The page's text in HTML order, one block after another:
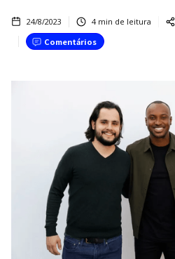
24/8/2023 4min de leitura
Comentários